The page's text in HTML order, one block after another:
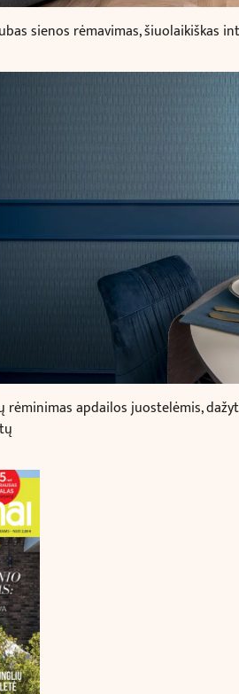
sienos rėmavimas, šiuolaikiškas
rėminimas apdailos juostelėmis,